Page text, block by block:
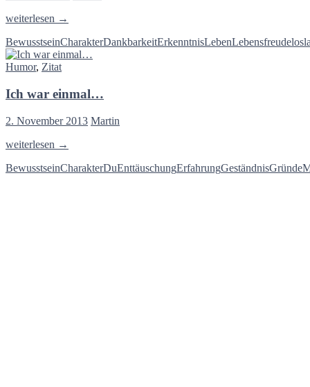
Wo
singt,
da
lass
ruhig
böse
Menschen
haben
Lieder
weiterlesen →
BewusstseinCharakterDankbarkeitErkenntnisLebenLebensfreude
Humor, Zitat
Ich war einmal…
2. November 2013 Martin
Ich
einmal…
weiterlesen →
BewusstseinCharakterDuEnttäuschungErfahrungGeständnisGründe